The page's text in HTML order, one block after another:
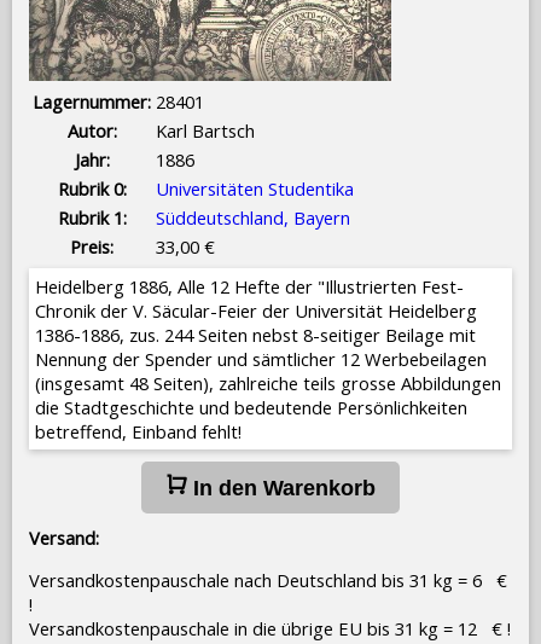
Lagernummer: 28401
Autor:
Karl Bartsch
Jahr:
1886
Rubrik 0:
Universitäten Studentika
Rubrik 1:
Süddeutschland, Bayern
Preis:
33,00 €
Heidelberg 1886, Alle 12 Hefte der "Illustrierten Fest-
Chronik der V. Säcular-Feier der Universität Heidelberg
1386-1886, zus. 244 Seiten nebst 8-seitiger Beilage mit
Nennung der Spender und sämtlicher 12 Werbebeilagen
(insgesamt 48 Seiten), zahlreiche teils grosse Abbildungen
die Stadtgeschichte und bedeutende Persönlichkeiten
betreffend, Einband fehlt!
In den Warenkorb
Versand:
Versandkostenpauschale nach Deutschland bis 31 kg = 6 €
!
Versandkostenpauschale in die übrige EU bis 31 kg = 12 € !